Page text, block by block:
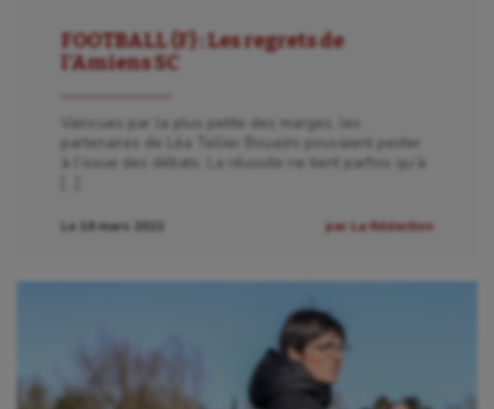
FOOTBALL (F) : Les regrets de
l’Amiens SC
Vaincues par la plus petite des marges, les
partenaires de Léa Tellier Bouazni pouvaient pester
à l’issue des débats. La réussite ne tient parfois qu’à
Le 16 mars 2022 par La Rédaction